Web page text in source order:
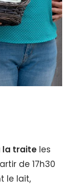
la traite les
de 17h30
le lait,